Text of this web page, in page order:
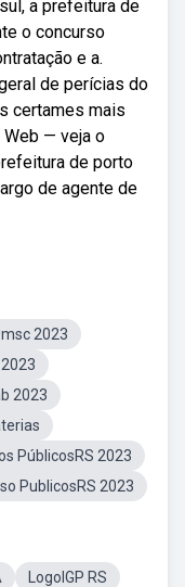
a prefeitura de
o concurso
e a.
de perícias do
certames mais
Web — veja o
de porto
de agente de
2023
2023
PúblicosRS 2023
PublicosRS 2023
LogoIGP RS